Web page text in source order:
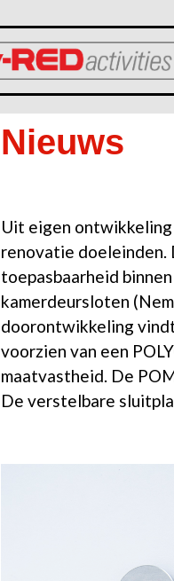
Nieuws
Uit eigen
renovatie doeleinden.
toepasbaarheid
kamerdeursloten
doorontwikkeling
voorzien van een
maatvastheid. De
De verstelbare